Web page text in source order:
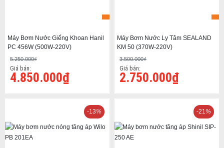
Máy Bơm Nước Giếng Khoan Hanil
PC 456W (500W-220V)
5.250.000₫
Giá bán:
4.850.000₫
Máy Bơm Nước Ly Tâm SEALAND
KM 50 (370W-220V)
3.500.000₫
Giá bán:
2.750.000₫
-13% -21%